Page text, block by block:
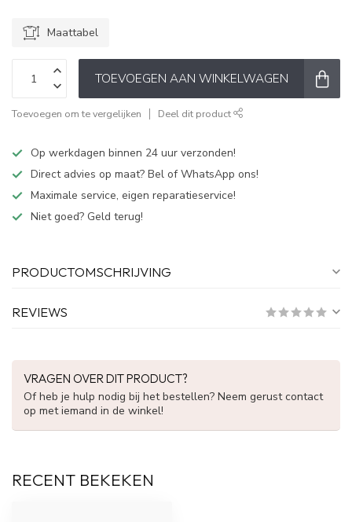
Maattabel
TOEVOEGEN AAN WINKELWAGEN
Toevoegen om te vergelijken Deel dit product
Op werkdagen binnen 24 uur verzonden!
Direct advies op maat? Bel of WhatsApp ons!
Maximale service, eigen reparatieservice!
Niet goed? Geld terug!
PRODUCTOMSCHRIJVING
REVIEWS
VRAGEN OVER DIT PRODUCT?
Of heb je hulp nodig bij het bestellen? Neem gerust contact
op met iemand in de winkel!
RECENT BEKEKEN